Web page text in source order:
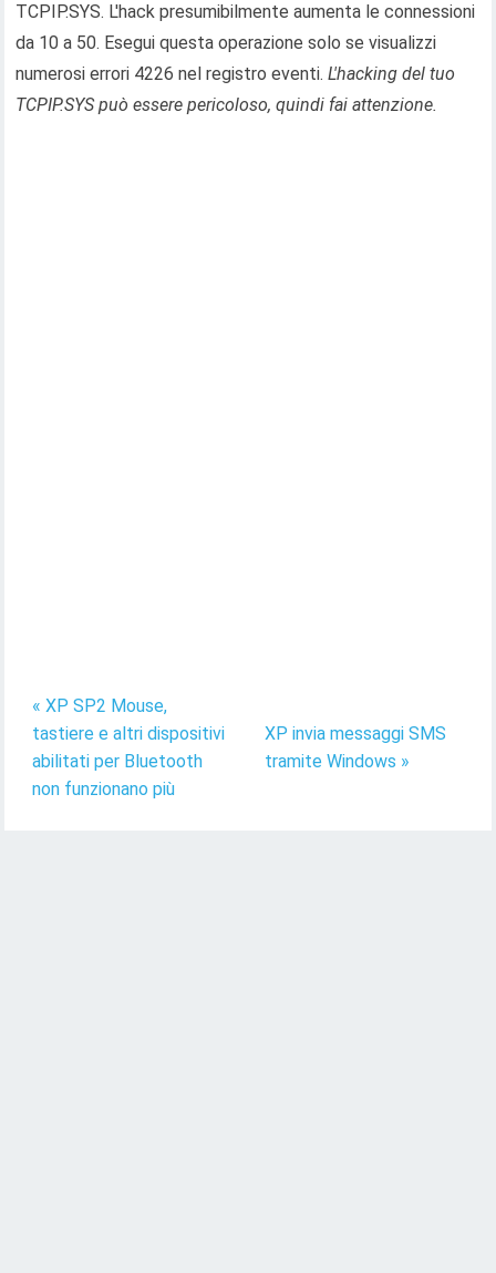
TCPIP.SYS. L'hack presumibilmente aumenta le connessioni
da 10 a 50. Esegui questa operazione solo se visualizzi
numerosi errori 4226 nel registro eventi.L'hacking del tuo
TCPIP.SYS può essere pericoloso, quindi fai attenzione.
« XP SP2 Mouse,
tastiere e altri dispositivi
abilitati per Bluetooth
non funzionano più
XP invia messaggi SMS
tramite Windows »